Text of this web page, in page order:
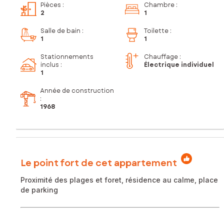
Pièces :
2
Chambre :
1
Salle de bain :
1
Toilette :
1
Stationnements
inclus :
1
Chauffage :
Électrique individuel
Année de construction
:
1968
Le point fort de cet appartement
Proximité des plages et foret, résidence au calme, place
de parking